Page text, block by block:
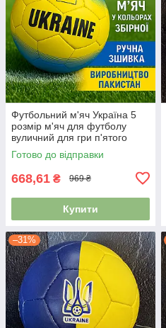
Футбольний м'яч Україна 5
розмір м'яч для футболу
вуличний для гри п'ятого
розміру зшитий FB-8556
Готово до відправки
668,61 ₴ 969 ₴
Купити
–31%